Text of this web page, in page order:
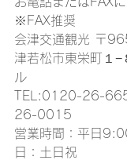
※FAX推奨
会津交通観光 〒
津若松市東栄町１
ル
TEL:0120-26-
26-0015
営業時間：平日
日：土日祝